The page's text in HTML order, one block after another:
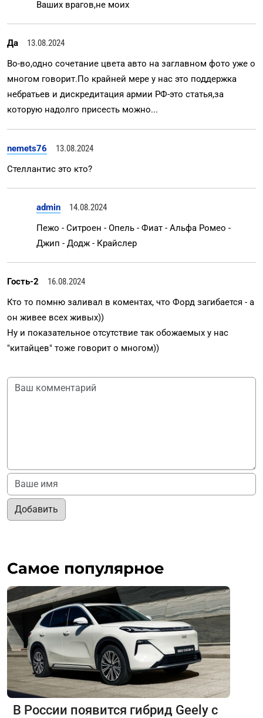
Ваших врагов,не моих
Да
13.08.2024
Во-во,одно сочетание цвета авто на заглавном фото уже о
многом говорит.По крайней мере у нас это поддержка
небратьев и дискредитация армии РФ-это статья,за
которую надолго присесть можно...
nemets76
13.08.2024
Стеллантис это кто?
admin
14.08.2024
Пежо - Ситроен - Опель - Фиат - Альфа Ромео -
Джип - Додж - Крайслер
Гость-2
16.08.2024
Кто то помню заливал в коментах, что Форд загибается - а
он живее всех живых))
Ну и показательное отсутствие так обожаемых у нас
"китайцев" тоже говорит о многом))
Добавить
Самое популярное
В России появится гибрид Geely с